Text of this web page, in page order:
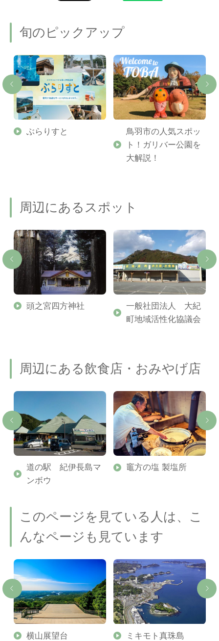
旬のピックアップ
ぶらりすと
鳥羽市の人気スポッ
ト！ガリバー公園を
大解説！
周辺にあるスポット
頭之宮四方神社
一般社団法人 大紀
町地域活性化協議会
周辺にある飲食店・おみやげ店
道の駅 紀伊長島マ
ンボウ
竈方の塩 製塩所
このページを見ている人は、こ
んなページも見ています
横山展望台 ミキモト真珠島